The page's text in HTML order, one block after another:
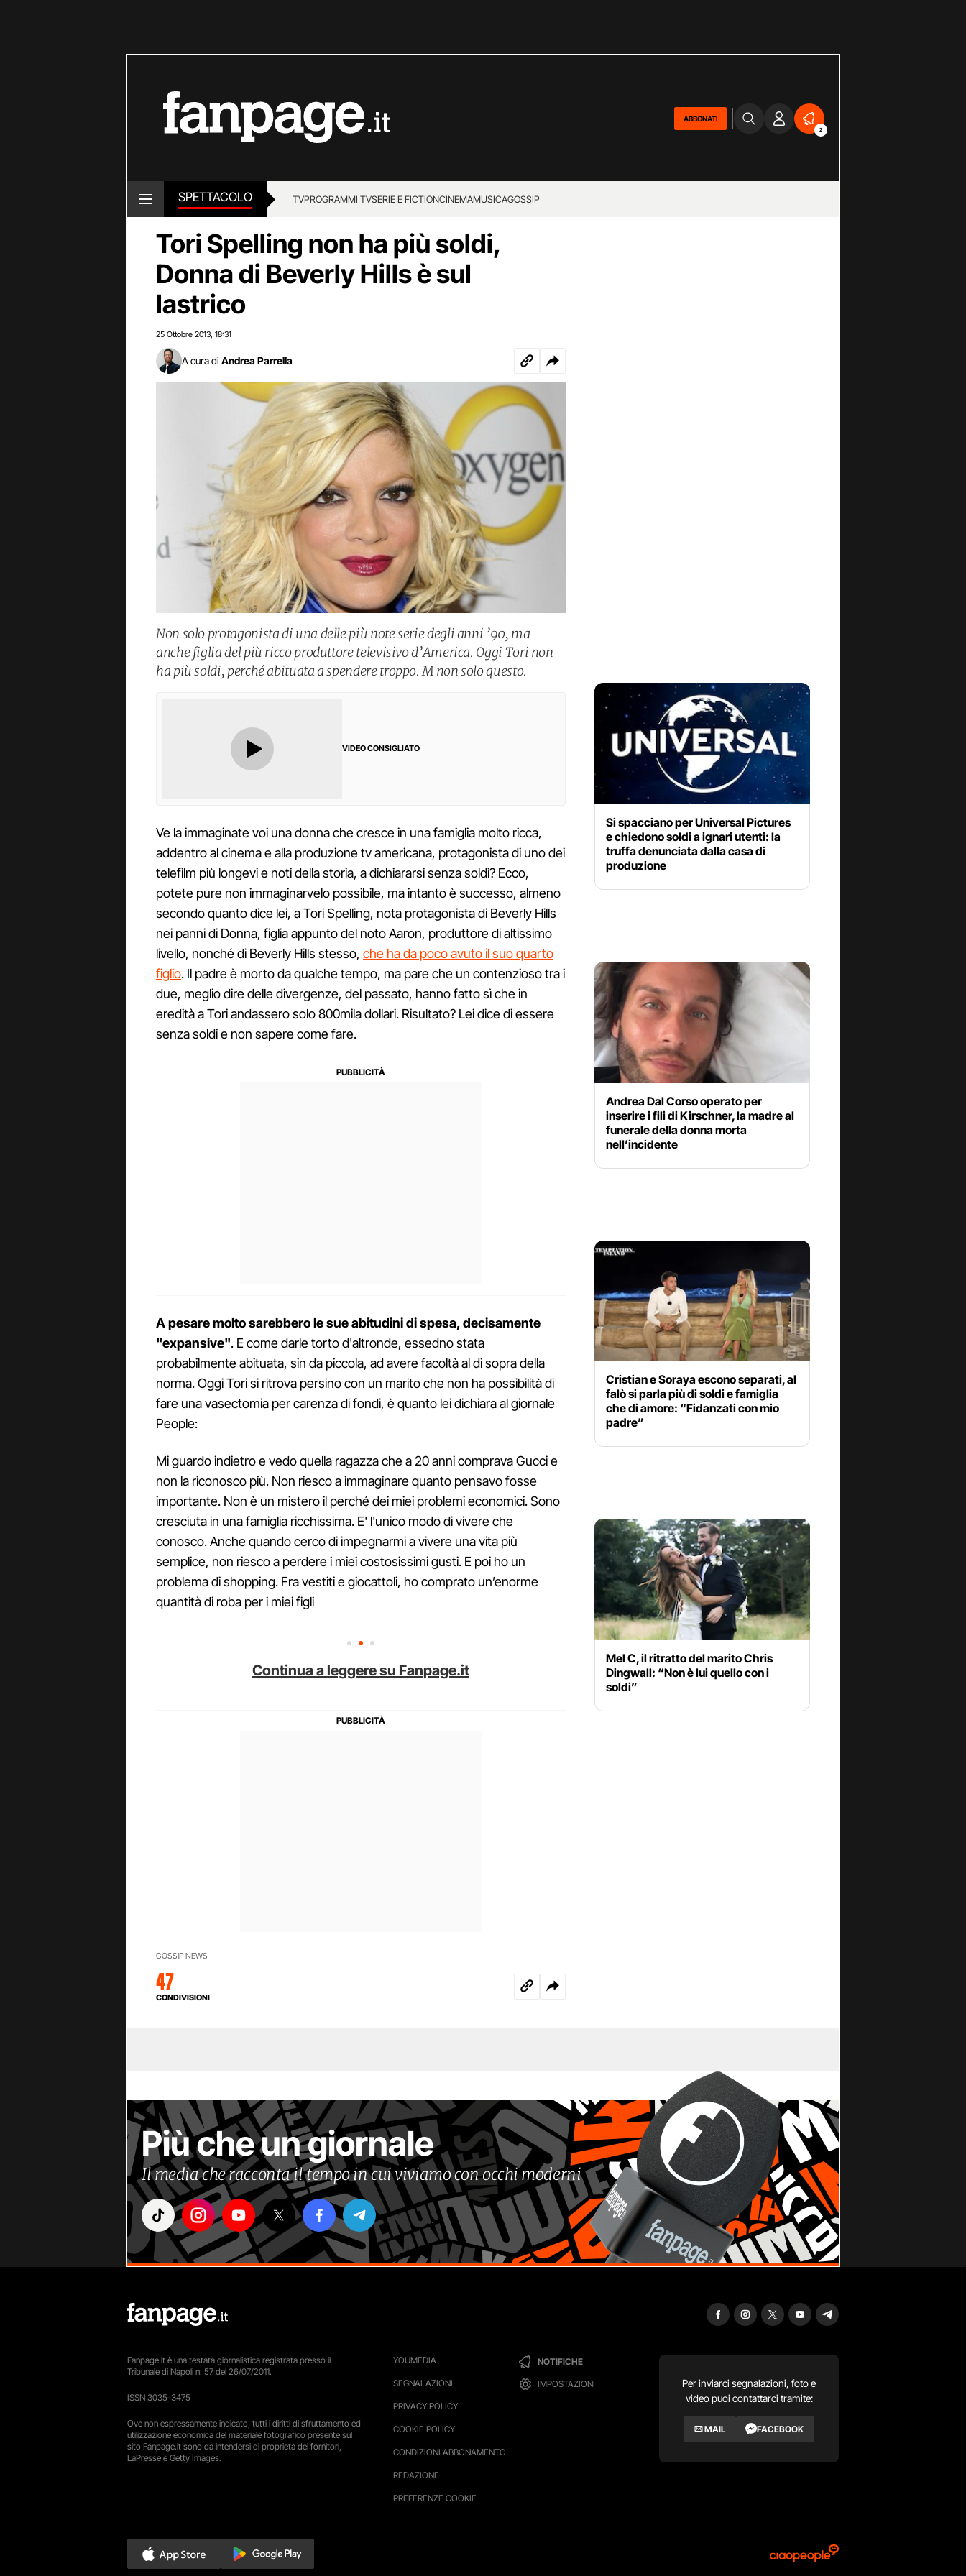
ABBONATI
2
SPETTACOLO TVPROGRAMMI TVSERIE E FICTIONCINEMAMUSICAGOSSIP
Tori Spelling non ha più soldi,
Donna di Beverly Hills è sul
lastrico
25 Ottobre 2013 18:31
A cura di Andrea Parrella
Non solo protagonista di una delle più note serie degli anni ’90, ma
anche figlia del più ricco produttore televisivo d’America. Oggi Tori non
ha più soldi, perché abituata a spendere troppo. M non solo questo.
VIDEO CONSIGLIATO
Ve la immaginate voi una donna che cresce in una famiglia molto ricca,
addentro al cinema e alla produzione tv americana, protagonista di uno dei
telefilm più longevi e noti della storia, a dichiararsi senza soldi? Ecco,
potete pure non immaginarvelo possibile, ma intanto è successo, almeno
secondo quanto dice lei, a Tori Spelling, nota protagonista di Beverly Hills
nei panni di Donna, figlia appunto del noto Aaron, produttore di altissimo
livello, nonché di Beverly Hills stesso, che ha da poco avuto il suo quarto
figlio. Il padre è morto da qualche tempo, ma pare che un contenzioso tra i
due, meglio dire delle divergenze, del passato, hanno fatto sì che in
eredità a Tori andassero solo 800mila dollari. Risultato? Lei dice di essere
senza soldi e non sapere come fare.
A pesare molto sarebbero le sue abitudini di spesa, decisamente
"expansive". E come darle torto d'altronde, essedno stata
probabilmente abituata, sin da piccola, ad avere facoltà al di sopra della
norma. Oggi Tori si ritrova persino con un marito che non ha possibilità di
fare una vasectomia per carenza di fondi, è quanto lei dichiara al giornale
People:
Mi guardo indietro e vedo quella ragazza che a 20 anni comprava Gucci e
non la riconosco più. Non riesco a immaginare quanto pensavo fosse
importante. Non è un mistero il perché dei miei problemi economici. Sono
cresciuta in una famiglia ricchissima. E' l'unico modo di vivere che
conosco. Anche quando cerco di impegnarmi a vivere una vita più
semplice, non riesco a perdere i miei costosissimi gusti. E poi ho un
problema di shopping. Fra vestiti e giocattoli, ho comprato un’enorme
quantità di roba per i miei figli
Continua a leggere su Fanpage.it
GOSSIP NEWS
47
CONDIVISIONI
Si spacciano per Universal Pictures
e chiedono soldi a ignari utenti: la
truffa denunciata dalla casa di
produzione
Andrea Dal Corso operato per
inserire i fili di Kirschner, la madre al
funerale della donna morta
nell’incidente
Cristian e Soraya escono separati, al
falò si parla più di soldi e famiglia
che di amore: “Fidanzati con mio
padre”
Mel C, il ritratto del marito Chris
Dingwall: “Non è lui quello con i
soldi”
Più che un giornale
Il media che racconta il tempo in cui viviamo con occhi moderni
YOUMEDIA
SEGNALAZIONI
PRIVACY POLICY
COOKIE POLICY
CONDIZIONI ABBONAMENTO
REDAZIONE
PREFERENZE COOKIE
NOTIFICHE
IMPOSTAZIONI
Per inviarci segnalazioni, foto e
video puoi contattarci tramite:
MAIL FACEBOOK
Fanpage.it è una testata giornalistica registrata presso il
Tribunale di Napoli n. 57 del 26/07/2011.
ISSN 3035-3475
Ove non espressamente indicato, tutti i diritti di sfruttamento ed
utilizzazione economica del materiale fotografico presente sul
sito Fanpage.it sono da intendersi di proprietà dei fornitori,
LaPresse e Getty Images.